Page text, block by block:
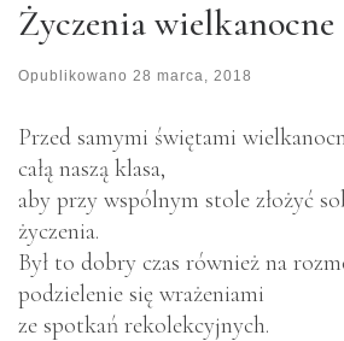
Życzenia wielkanocne
Opublikowano 28 marca, 2018
Przed samymi świętami
całą naszą klasa,
aby przy wspólnym stole złożyć
życzenia.
Był to dobry czas również na
podzielenie się wrażeniami
ze spotkań rekolekcyjnych.